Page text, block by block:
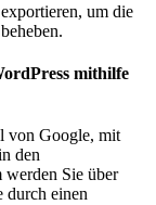
um die
mithilfe
von Google, mit
den
werden Sie über
durch einen